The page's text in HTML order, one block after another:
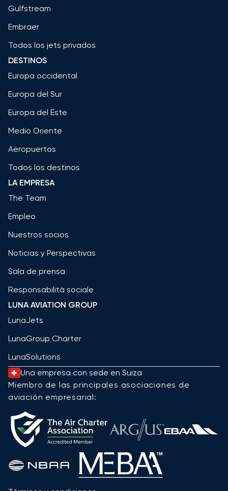
Gulfstream
Embraer
Todos los jets privados
DESTINOS
Europa occidental
Europa del Sur
Europa del Este
Medio Oriente
Aeropuertos
Todos los destinos
LA EMPRESA
The Team
Empleo
Nuestros socios
Noticias y Perspectivas
Sala de prensa
Responsabilità sociale
LUNA AVIATION GROUP
LunaJets
LunaGroup Charter
LunaSolutions
Una empresa con sede en Suiza
Miembro de las principales asociaciones de
aviación empresarial: